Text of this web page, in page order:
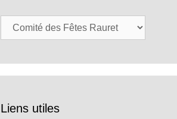
Catégories
Liens utiles